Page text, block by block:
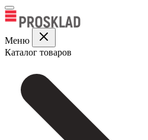
Меню
Каталог товаров